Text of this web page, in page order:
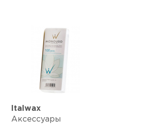
Italwax
Аксессуары